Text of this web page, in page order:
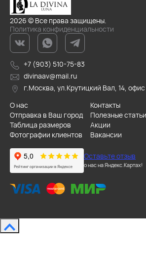
2026 © Все права защищены.
Политика конфиденциальности
+7 (903) 510-75-83
divinaav@mail.ru
г.Москва, ул.Крутицкий Вал, 14, офис
О нас
Контакты
Отправка в Ваш город
Полезные статьи
Таблица размеров
Акции
Фотографии клиентов
Вакансии
Оставьте отзыв
о нас на Яндекс.Картах!